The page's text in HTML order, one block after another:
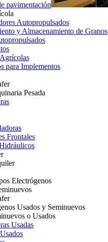
pavimentación
Autopropulsados
y Almacenamiento de Granos
para Implementos
Pesada
Frontales
Electrógenos
Usados y Seminuevos
o Usados
Usadas